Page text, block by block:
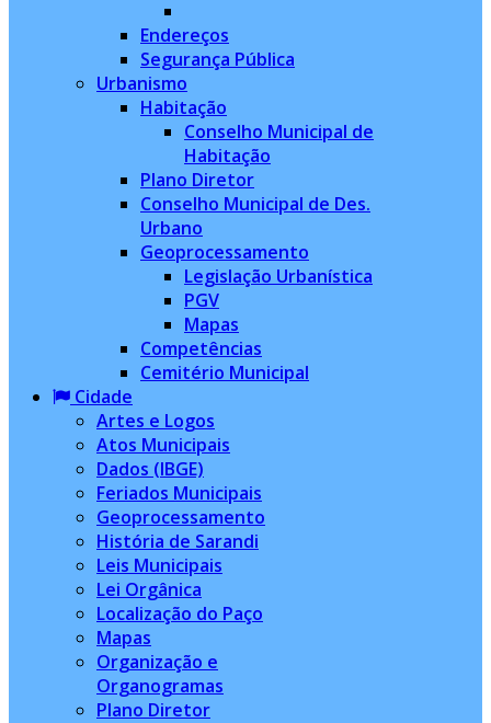
Endereços
Segurança Pública
Urbanismo
Habitação
Conselho Municipal de
Habitação
Plano Diretor
Conselho Municipal de Des.
Urbano
Geoprocessamento
Legislação Urbanística
PGV
Mapas
Competências
Cemitério Municipal
Cidade
Artes e Logos
Atos Municipais
Dados (IBGE)
Feriados Municipais
Geoprocessamento
História de Sarandi
Leis Municipais
Lei Orgânica
Localização do Paço
Mapas
Organização e
Organogramas
Plano Diretor